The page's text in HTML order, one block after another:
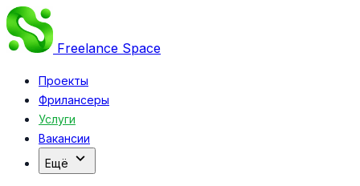
Freelance Space
Проекты
Фрилансеры
Услуги
Вакансии
Ещё expand_more